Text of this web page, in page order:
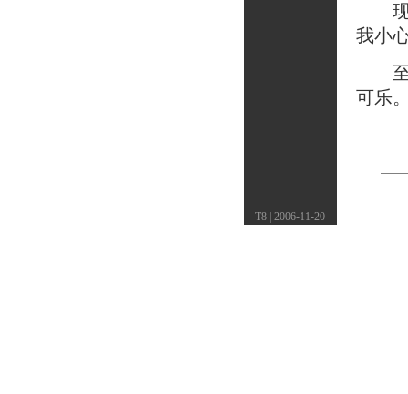
T8 | 2006-11-20
现
我小
至
可乐